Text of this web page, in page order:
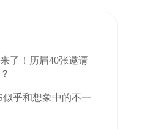
了！历届40张邀请
似乎和想象中的不一